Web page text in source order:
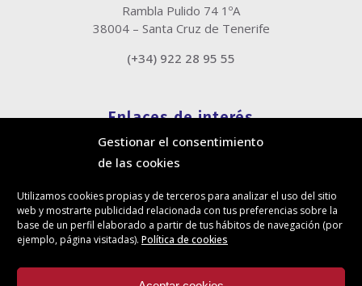
Gestionar el consentimiento
de las cookies
Utilizamos cookies propias y de terceros para analizar el uso del sitio
web y mostrarte publicidad relacionada con tus preferencias sobre la
base de un perfil elaborado a partir de tus hábitos de navegación (por
ejemplo, página visitadas). Política de cookies
Rambla Pulido 74 1ºA
38004 – Santa Cruz de Tenerife
(+34) 922 28 95 55
Enlaces de interés
Política de cookies
Política de privacidad
Canal de denuncias
Protección de privacidad en redes sociales
Síguenos